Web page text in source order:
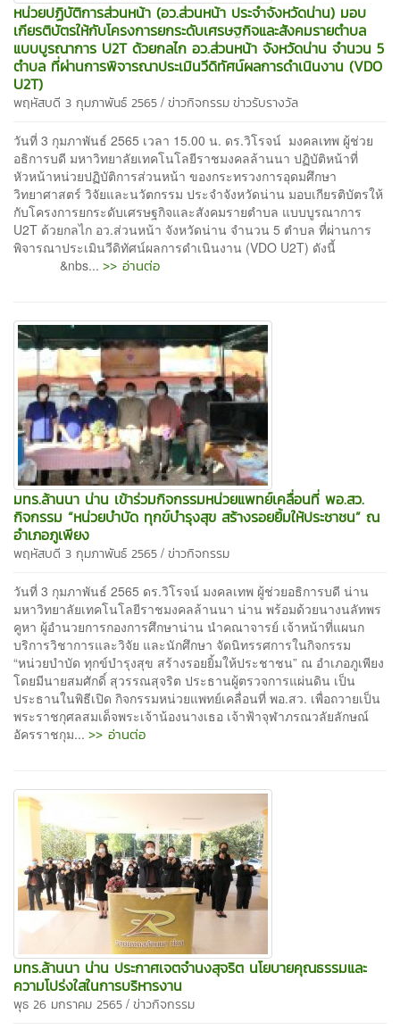
หน่วยปฏิบัติการส่วนหน้า (อว.ส่วนหน้า ประจำจังหวัดน่าน) มอบ
เกียรติบัตรให้กับโครงการยกระดับเศรษฐกิจและสังคมรายตำบล
แบบบูรณาการ U2T ด้วยกลไก อว.ส่วนหน้า จังหวัดน่าน จำนวน 5
ตำบล ที่ผ่านการพิจารณาประเมินวีดิทัศน์ผลการดำเนินงาน (VDO
U2T)
พฤหัสบดี 3 กุมภาพันธ์ 2565 / ข่าวกิจกรรมข่าวรับรางวัล
วันที่ 3 กุมภาพันธ์ 2565 เวลา 15.00 น. ดร.วิโรจน์ มงคลเทพ ผู้ช่วย
อธิการบดี มหาวิทยาลัยเทคโนโลยีราชมงคลล้านนา ปฏิบัติหน้าที่
หัวหน้าหน่วยปฏิบัติการส่วนหน้า ของกระทรวงการอุดมศึกษา
วิทยาศาสตร์ วิจัยและนวัตกรรม ประจำจังหวัดน่าน มอบเกียรติบัตรให้
กับโครงการยกระดับเศรษฐกิจและสังคมรายตำบล แบบบูรณาการ
U2T ด้วยกลไก อว.ส่วนหน้า จังหวัดน่าน จำนวน 5 ตำบล ที่ผ่านการ
พิจารณาประเมินวีดิทัศน์ผลการดำเนินงาน (VDO U2T) ดังนี้
&nbs... >> อ่านต่อ
มทร.ล้านนา น่าน เข้าร่วมกิจกรรมหน่วยแพทย์เคลื่อนที่ พอ.สว.
กิจกรรม “หน่วยบำบัด ทุกข์บำรุงสุข สร้างรอยยิ้มให้ประชาชน” ณ
อำเภอภูเพียง
พฤหัสบดี 3 กุมภาพันธ์ 2565 / ข่าวกิจกรรม
วันที่ 3 กุมภาพันธ์ 2565 ดร.วิโรจน์ มงคลเทพ ผู้ช่วยอธิการบดี น่าน
มหาวิทยาลัยเทคโนโลยีราชมงคลล้านนา น่าน พร้อมด้วยนางนลัทพร
คูหา ผู้อำนวยการกองการศึกษาน่าน นำคณาจารย์ เจ้าหน้าที่แผนก
บริการวิชาการและวิจัย และนักศึกษา จัดนิทรรศการในกิจกรรม
“หน่วยบำบัด ทุกข์บำรุงสุข สร้างรอยยิ้มให้ประชาชน” ณ อำเภอภูเพียง
โดยมีนายสมศักดิ์ สุวรรณสุจริต ประธานผู้ตรวจการแผ่นดิน เป็น
ประธานในพิธีเปิด กิจกรรมหน่วยแพทย์เคลื่อนที่ พอ.สว. เพื่อถวายเป็น
พระราชกุศลสมเด็จพระเจ้าน้องนางเธอ เจ้าฟ้าจุฬาภรณวลัยลักษณ์
อัครราชกุม... >> อ่านต่อ
มทร.ล้านนา น่าน ประกาศเจตจำนงสุจริต นโยบายคุณธรรมและ
ความโปร่งใสในการบริหารงาน
พุธ 26 มกราคม 2565 / ข่าวกิจกรรม